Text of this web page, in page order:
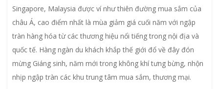
Singapore, Malaysia được ví như thiên đường mua sắm của
châu Á, cao điểm nhất là mùa giảm giá cuối năm với ngập
tràn hàng hóa từ các thương hiệu nổi tiếng trong nội địa và
quốc tế. Hàng ngàn du khách khắp thế giới đổ về đây đón
mừng Giáng sinh, năm mới trong không khí tưng bừng, nhộn
nhịp ngập tràn các khu trung tâm mua sắm, thương mại.